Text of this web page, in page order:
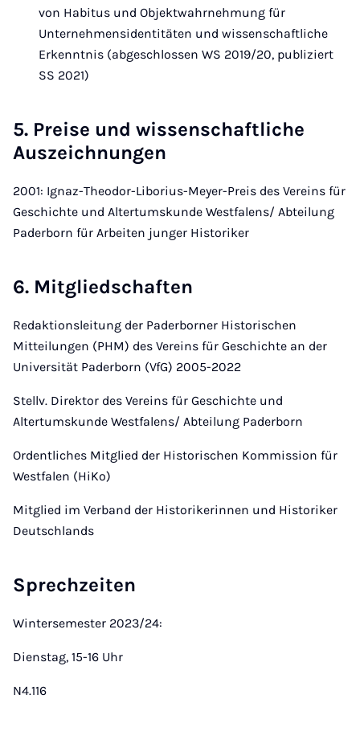
von Habitus und Objektwahrnehmung für
Unternehmensidentitäten und wissenschaftliche
Erkenntnis (abgeschlossen WS 2019/20, publiziert
SS 2021)
5. Preise und wissenschaftliche
Auszeichnungen
2001: Ignaz-Theodor-Liborius-Meyer-Preis des Vereins für
Geschichte und Altertumskunde Westfalens/ Abteilung
Paderborn für Arbeiten junger Historiker
6. Mitgliedschaften
Redaktionsleitung der Paderborner Historischen
Mitteilungen (PHM) des Vereins für Geschichte an der
Universität Paderborn (VfG) 2005-2022
Stellv. Direktor des Vereins für Geschichte und
Altertumskunde Westfalens/ Abteilung Paderborn
Ordentliches Mitglied der Historischen Kommission für
Westfalen (HiKo)
Mitglied im Verband der Historikerinnen und Historiker
Deutschlands
Sprechzeiten
Wintersemester 2023/24:
Dienstag, 15-16 Uhr
N4.116